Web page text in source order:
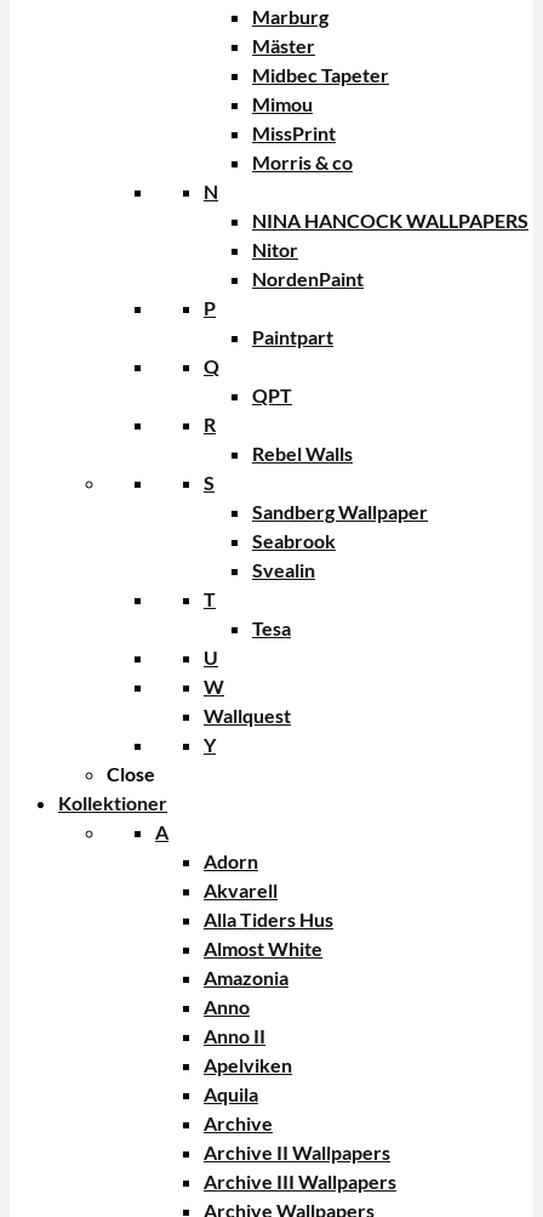
Marburg
Mäster
Midbec Tapeter
Mimou
MissPrint
Morris & co
N
NINA HANCOCK WALLPAPERS
Nitor
NordenPaint
P
Paintpart
Q
QPT
R
Rebel Walls
S
Sandberg Wallpaper
Seabrook
Svealin
T
Tesa
U
W
Wallquest
Y
Close
Kollektioner
A
Adorn
Akvarell
Alla Tiders Hus
Almost White
Amazonia
Anno
Anno II
Apelviken
Aquila
Archive
Archive II Wallpapers
Archive III Wallpapers
Archive Wallpapers